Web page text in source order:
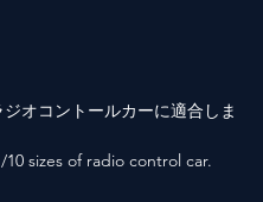
オコントールカーに適合しま
sizes of radio control car.